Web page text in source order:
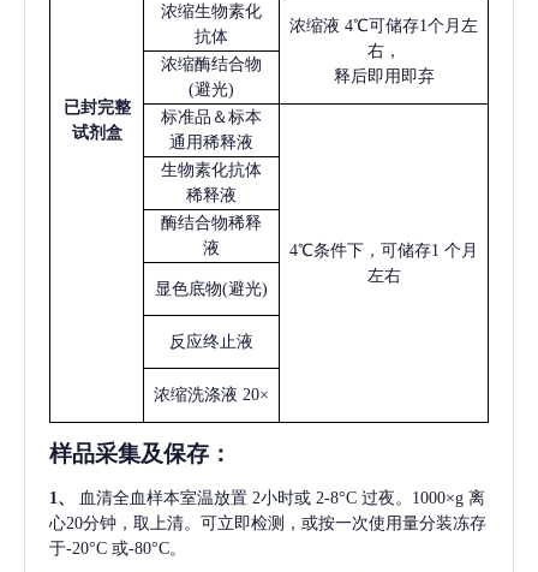
已封完整
试剂盒
浓缩生物素化
抗体
浓缩液 4℃可储存1个月左
右，
释后即用即弃
浓缩酶结合物
(避光)
标准品＆标本
通用稀释液
4℃条件下，可储存1 个月
左右
生物素化抗体
稀释液
酶结合物稀释
液
显色底物(避光)
反应终止液
浓缩洗涤液 20×
样品采集及保存 ：
1、 血清全血样本室温放置 2小时或 2-8°C 过夜。1000×g 离
心20分钟，取上清。可立即检测，或按一次使用量分装冻存
于-20°C 或-80°C。